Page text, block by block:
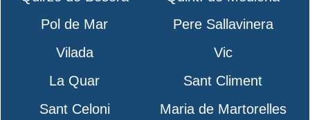
Pol de Mar
Pere Sallavinera
Vilada
Vic
La Quar
Sant Climent
Sant Celoni
Maria de Martorelles